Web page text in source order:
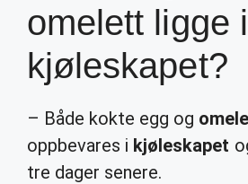
omelett ligge i
kjøleskapet?
– Både kokte egg og
oppbevares i kjøleskapet
tre dager senere.